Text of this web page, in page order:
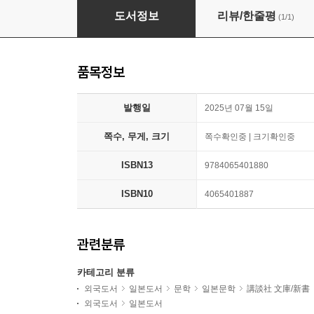
汝,星のごとく
도서정보 리뷰/한줄평 (1/1)
품목정보
발행일 2025년 07월 15일
쪽수, 무게, 크기 쪽수확인중 | 크기확인중
ISBN13 9784065401880
ISBN10 4065401887
관련분류
카테고리 분류
외국도서 일본도서 문학 일본문학
講談社 文庫/新書
외국도서
일본도서